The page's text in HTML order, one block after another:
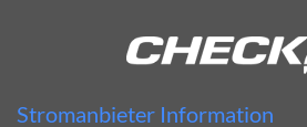
Stromanbieter Information